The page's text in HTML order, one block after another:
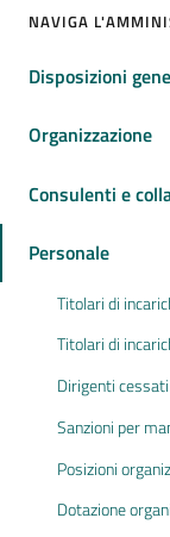
NAVIGA
Disposizioni
Organizzazione
Consulenti e
Personale
Titolari di
Titolari di
Dirigenti cessati
Sanzioni per
Posizioni
Dotazione